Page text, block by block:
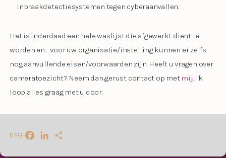
inbraakdetectiesystemen tegen cyberaanvallen.
Het is inderdaad een hele waslijst die afgewerkt dient te
worden en…..voor uw organisatie/instelling kunnen er zelfs
nog aanvullende eisen/voorwaarden zijn. Heeft u vragen over
cameratoezicht? Neem dan gerust contact op met mij, ik
loop alles graag met u door.
DEEL